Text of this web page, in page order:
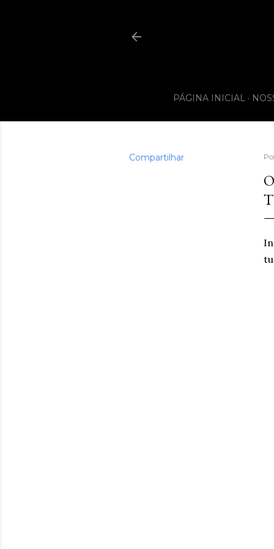
PÁGINA INICIAL
Compartilhar